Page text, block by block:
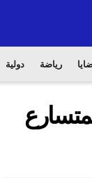
رياضة دولية